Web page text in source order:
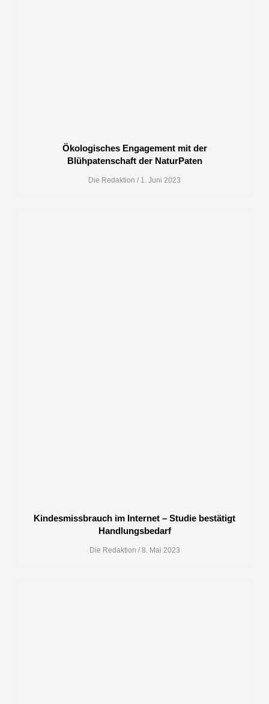
Ökologisches Engagement mit der
Blühpatenschaft der NaturPaten
Die Redaktion 1. Juni 2023
Kindesmissbrauch im Internet – Studie bestätigt
Handlungsbedarf
Die Redaktion 8. Mai 2023